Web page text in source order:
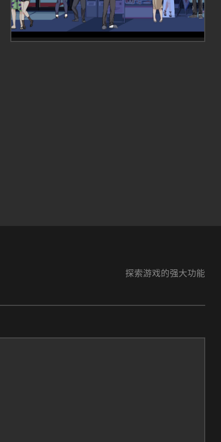
探索游戏的强大功能